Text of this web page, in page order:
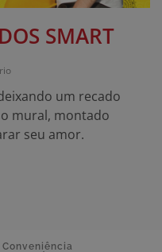
SMART
um recado
mural, montado
seu amor.